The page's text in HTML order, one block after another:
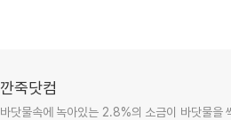
깐죽닷컴
바닷물속에 녹아있는 2.8%의 소금이 바닷물을